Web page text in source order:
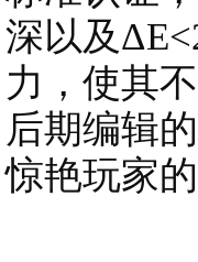
深以及
力，使其
后期编辑
惊艳玩家